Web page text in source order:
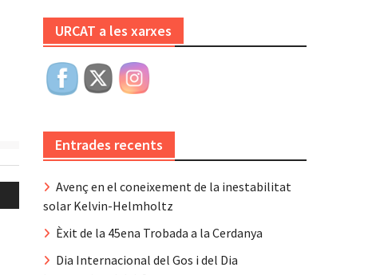
URCAT a les xarxes
Entrades recents
Avenç en el coneixement de la inestabilitat
solar Kelvin-Helmholtz
Èxit de la 45ena Trobada a la Cerdanya
Dia Internacional del Gos i del Dia